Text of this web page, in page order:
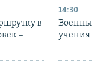
в
–
14:30
учения